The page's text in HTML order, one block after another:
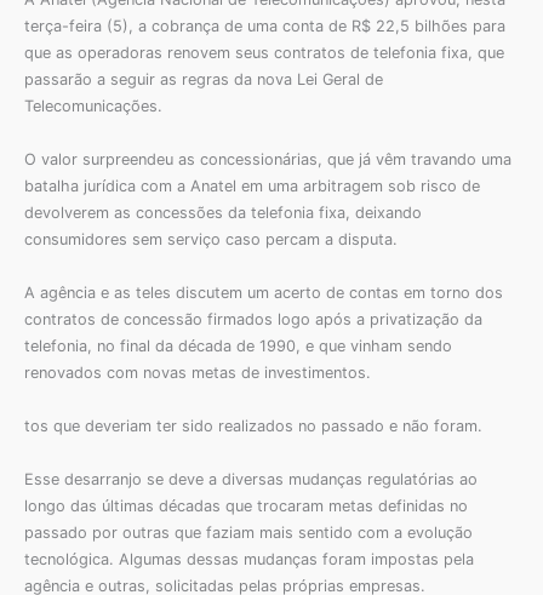
terça-feira (5), a cobrança de uma conta de R$ 22,5 bilhões para
que as operadoras renovem seus contratos de telefonia fixa, que
passarão a seguir as regras da nova Lei Geral de
Telecomunicações.
O valor surpreendeu as concessionárias, que já vêm travando uma
batalha jurídica com a Anatel em uma arbitragem sob risco de
devolverem as concessões da telefonia fixa, deixando
consumidores sem serviço caso percam a disputa.
A agência e as teles discutem um acerto de contas em torno dos
contratos de concessão firmados logo após a privatização da
telefonia, no final da década de 1990, e que vinham sendo
renovados com novas metas de investimentos.
tos que deveriam ter sido realizados no passado e não foram.
Esse desarranjo se deve a diversas mudanças regulatórias ao
longo das últimas décadas que trocaram metas definidas no
passado por outras que faziam mais sentido com a evolução
tecnológica. Algumas dessas mudanças foram impostas pela
agência e outras, solicitadas pelas próprias empresas.